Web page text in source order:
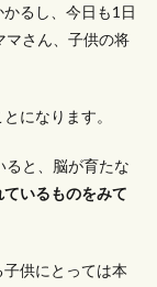
るし、今日も1日
マさん、子供の将
になります。
と、脳が育たな
いるものをみて
供にとっては本